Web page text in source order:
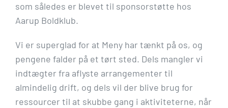
som således er blevet til sponsorstøtte hos
Aarup Boldklub.
Vi er superglad for at Meny har tænkt på os, og
pengene falder på et tørt sted. Dels mangler vi
indtægter fra aflyste arrangementer til
almindelig drift, og dels vil der blive brug for
ressourcer til at skubbe gang i aktiviteterne, når